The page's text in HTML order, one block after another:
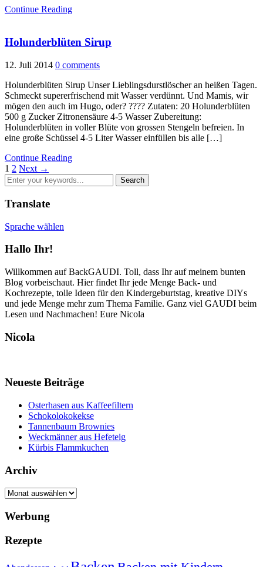
Continue Reading
Holunderblüten Sirup
12. Juli 2014 0 comments
Holunderblüten Sirup Unser Lieblingsdurstlöscher an heißen Tagen.
Schmeckt supererfrischend mit Wasser verdünnt. Und Mamis, wir
mögen den auch im Hugo, oder? ???? Zutaten: 20 Holunderblüten
500 g Zucker Zitronensäure 4-5 Wasser Zubereitung:
Holunderblüten in voller Blüte von grossen Stengeln befreien. In
eine große Schüssel 4-5 Liter Wasser einfüllen bis alle […]
Continue Reading
1 2 Next →
Translate
Sprache wählen
Hallo Ihr!
Willkommen auf BackGAUDI. Toll, dass Ihr auf meinem bunten
Blog vorbeischaut. Hier findet Ihr jede Menge Back- und
Kochrezepte, tolle Ideen für den Kindergeburtstag, kreative DIYs
und jede Menge mehr zum Thema Familie. Ganz viel GAUDI beim
Lesen und Nachmachen! Eure Nicola
Nicola
Neueste Beiträge
Osterhasen aus Kaffeefiltern
Schokolokokekse
Tannenbaum Brownies
Weckmänner aus Hefeteig
Kürbis Flammkuchen
Archiv
Archiv
Werbung
Rezepte